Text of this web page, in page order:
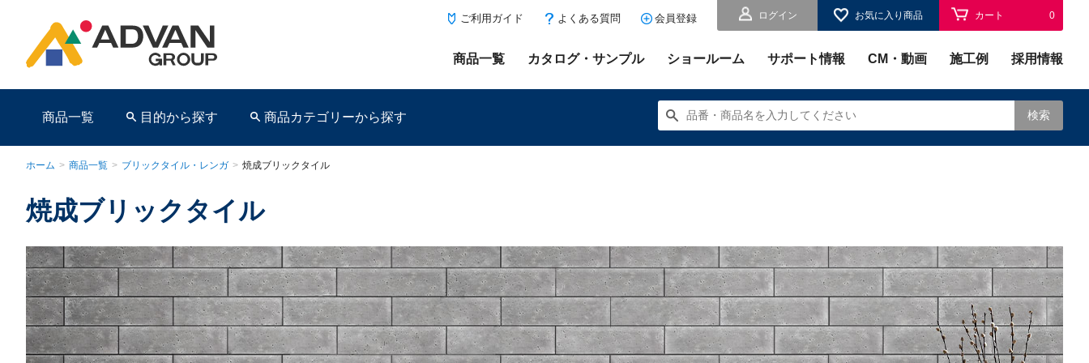
ログイン お気に入り商品 カート 0
ご利用ガイド よくある質問 会員登録
商品一覧 カタログ・サンプル ショールーム サポート情報 CM・動画 施工例 採用情報
商品一覧 目的から探す 商品カテゴリーから探す 検索
ホーム > 商品一覧 > ブリックタイル・レンガ > 焼成ブリックタイル
焼成ブリックタイル